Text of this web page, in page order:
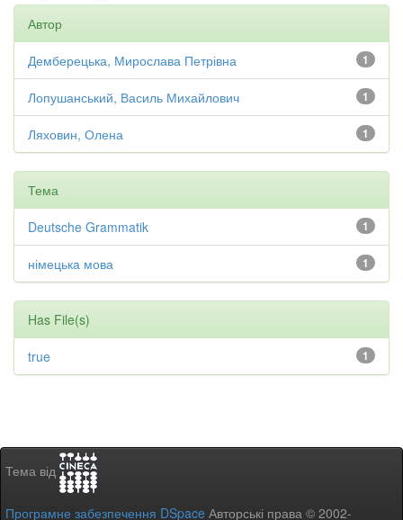
Автор
1
Демберецька, Мирослава Петрівна
1
Лопушанський, Василь Михайлович
1
Ляховин, Олена
Тема
1
Deutsche Grammatik
1
німецька мова
Has File(s)
1
true
Тема від
Програмне забезпечення DSpace Авторські права © 2002-